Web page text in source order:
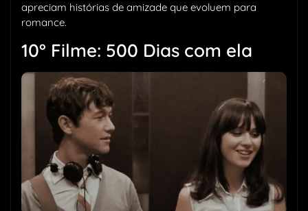
apreciam histórias de amizade que evoluem para
romance.
10° Filme: 500 Dias com ela